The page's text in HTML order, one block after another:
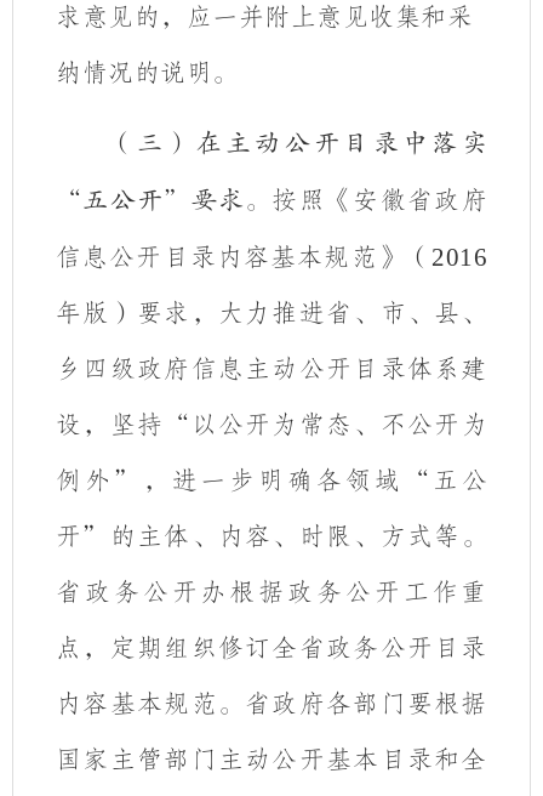
求意见的，应一并附上意见收集和采
纳情况的说明。
（三）在主动公开目录中落实
“五公开”要求。 按照《安徽省政府
信息公开目录内容基本规范》（ 2016
年版）要求，大力推进省、市、县、
乡四级政府信息主动公开目录体系建
设，
坚持“以公开为常态、不公开为
例外”，进一步明确各领域“五公
开”的主体、内容、时限、方式等 。
省政务公开办根据政务公开工作重
点，定期组织修订全省政务公开目录
内容基本规范。省政府各部门要根据
国家主管部门主动公开基本目录和全